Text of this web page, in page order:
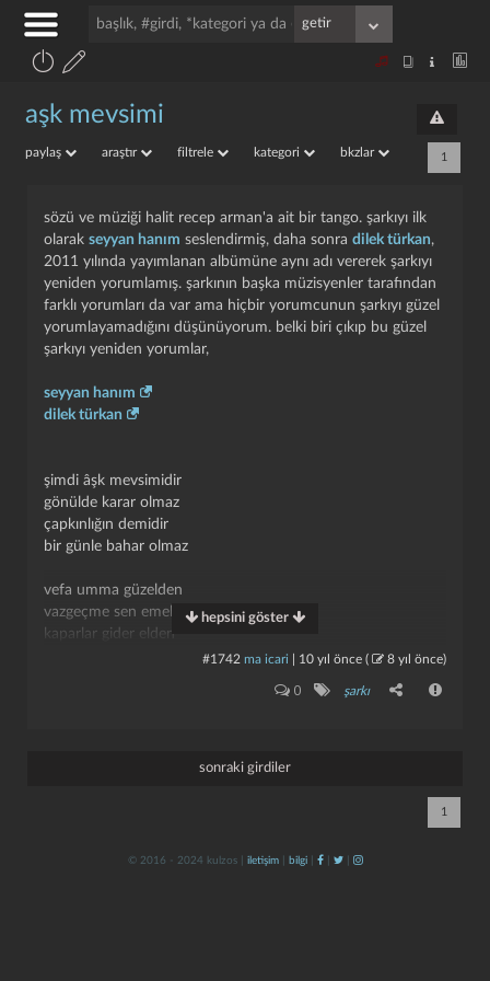
aşk mevsimi
paylaş araştır filtrele kategori bkzlar 1
sözü ve müziği halit recep arman'a ait bir tango. şarkıyı ilk
olarak seyyan hanım seslendirmiş, daha sonra dilek türkan,
2011 yılında yayımlanan albümüne aynı adı vererek şarkıyı
yeniden yorumlamış. şarkının başka müzisyenler tarafından
farklı yorumları da var ama hiçbir yorumcunun şarkıyı güzel
yorumlayamadığını düşünüyorum. belki biri çıkıp bu güzel
şarkıyı yeniden yorumlar,
seyyan hanım
dilek türkan
şimdi âşk mevsimidir
gönülde karar olmaz
çapkınlığın demidir
bir günle bahar olmaz
vefa umma güzelden
vazgeçme sen emelden
kaparlar gider elden
kaparlar gider elden
hepsini göster
#1742 ma icari 10 yıl önce ( 8 yıl önce)
0 şarkı
sonraki girdiler
1
kapat kaydet
© 2016 - 2024 kulzos | iletişim| bilgi| | |